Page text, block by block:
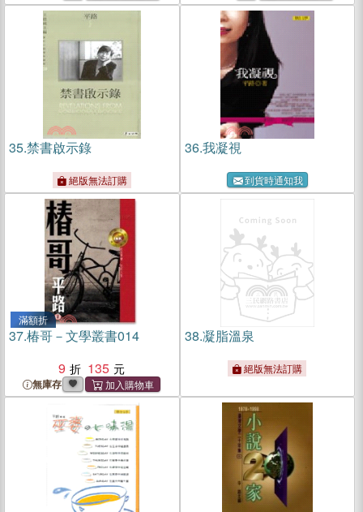
35.禁書啟示錄
絕版無法訂購
36.我凝視
到貨時通知我
滿額折
37.椿哥－文學叢書014
9
135
無庫存
38.凝脂溫泉
絕版無法訂購